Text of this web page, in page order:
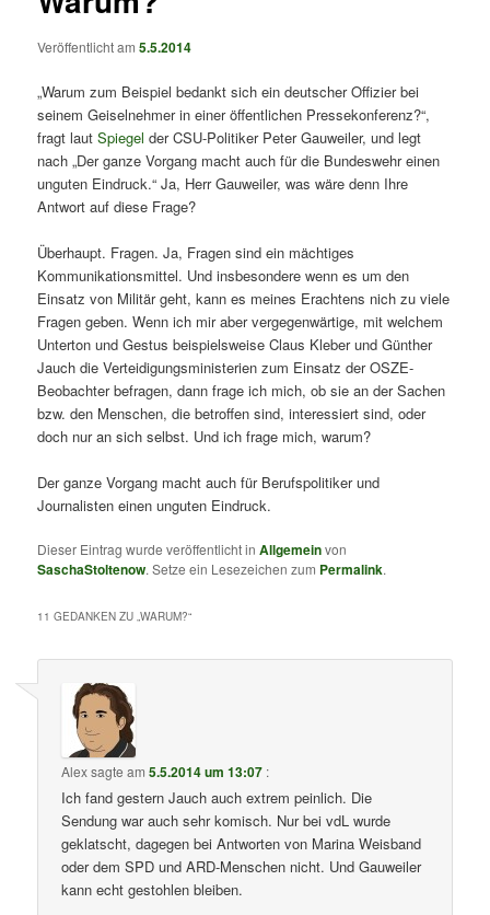
Veröffentlicht am5.5.2014
„Warum zum Beispiel bedankt sich ein deutscher Offizier bei
seinem Geiselnehmer in einer öffentlichen Pressekonferenz?“,
fragt lautSpiegel der CSU-Politiker Peter Gauweiler, und legt
nach „Der ganze Vorgang macht auch für die Bundeswehr einen
unguten Eindruck.“ Ja, Herr Gauweiler, was wäre denn Ihre
Antwort auf diese Frage?
Überhaupt. Fragen. Ja, Fragen sind ein mächtiges
Kommunikationsmittel. Und insbesondere wenn es um den
Einsatz von Militär geht, kann es meines Erachtens nich zu viele
Fragen geben. Wenn ich mir aber vergegenwärtige, mit welchem
Unterton und Gestus beispielsweise Claus Kleber und Günther
Jauch die Verteidigungsministerien zum Einsatz der OSZE-
Beobachter befragen, dann frage ich mich, ob sie an der Sachen
bzw. den Menschen, die betroffen sind, interessiert sind, oder
doch nur an sich selbst. Und ich frage mich, warum?
Der ganze Vorgang macht auch für Berufspolitiker und
Journalisten einen unguten Eindruck.
Dieser Eintrag wurde veröffentlicht inAllgemeinvon
SaschaStoltenow. Setze ein Lesezeichen zum Permalink.
11 GEDANKEN ZU „WARUM?“
Alexsagte am5.5.2014 um 13:07 :
Ich fand gestern Jauch auch extrem peinlich. Die
Sendung war auch sehr komisch. Nur bei vdL wurde
geklatscht, dagegen bei Antworten von Marina Weisband
oder dem SPD und ARD-Menschen nicht. Und Gauweiler
kann echt gestohlen bleiben.